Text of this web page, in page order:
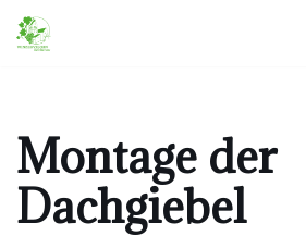
Zum
Montage der
Dachgiebel